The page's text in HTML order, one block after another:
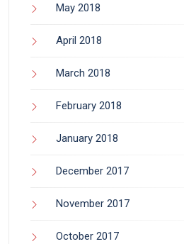
May 2018
April 2018
March 2018
February 2018
January 2018
December 2017
November 2017
October 2017